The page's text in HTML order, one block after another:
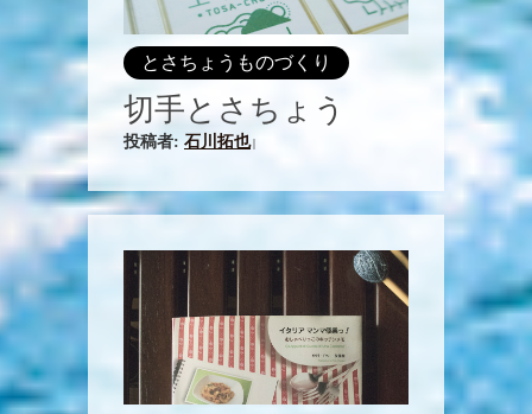
とさちょうものづくり
切手とさちょう
投稿者: 石川拓也|